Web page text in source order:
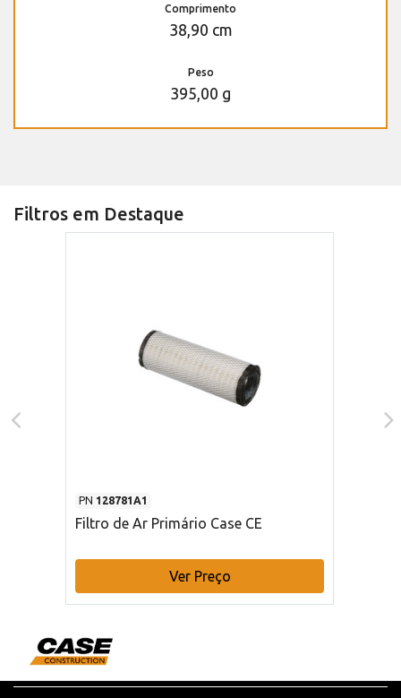
Comprimento
38,90 cm
Peso
395,00 g
Filtros em Destaque
PN 128781A1
Filtro de Ar Primário Case CE
Ver Preço